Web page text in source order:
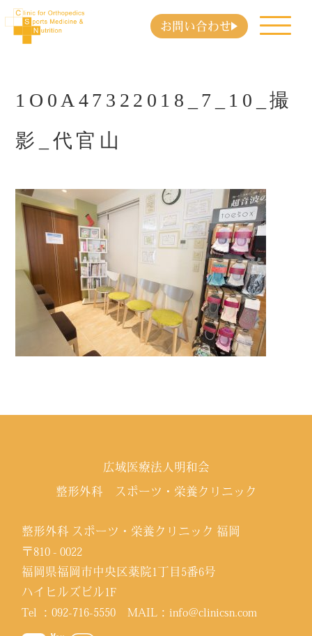
お問い合わせ
1O0A47322018_7_10_撮
影_代官山
広域医療法人明和会
整形外科 スポーツ・栄養クリニック
整形外科 スポーツ・栄養クリニック 福岡
〒810 - 0022
福岡県福岡市中央区薬院1丁目5番6号
ハイヒルズビル1F
Tel ：092-716-5550 MAIL：info@clinicsn.com